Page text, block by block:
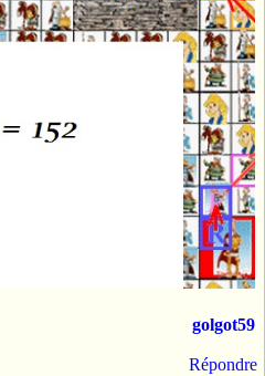
golgot59
Répondre